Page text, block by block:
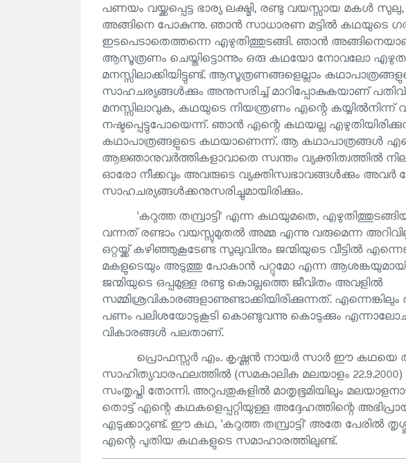
പണയം വയ്ക്കപ്പെട്ട ഭാര്യ ലക്ഷ്മി, രണ്ടു വയസ്സായ മകൾ സുലു,
അങ്ങിനെ പോകുന്നു. ഞാൻ സാധാരണ മട്ടിൽ കഥയുടെ
ഇടപെടാതെത്തന്നെ എഴുതിത്തുടങ്ങി. ഞാൻ
ആസൂത്രണം ചെയ്തിട്ടൊന്നും ഒരു കഥയോ നോവലോ
മനസ്സിലാക്കിയിട്ടുണ്ട്. ആസൂത്രണങ്ങളെല്ലാം
സാഹചര്യങ്ങൾക്കും അനുസരിച്ച് മാറിപ്പോകുകയാണ്
മനസ്സിലാവുക, കഥയുടെ നിയന്ത്രണം എന്റെ കയ്യിൽനിന്ന്
നഷ്ടപ്പെട്ടുപോയെന്ന്. ഞാൻ എന്റെ കഥയല്ല
കഥാപാത്രങ്ങളുടെ കഥയാണെന്ന്. ആ കഥാപാത്രങ്ങൾ
ആജ്ഞാനുവർത്തികളാവാതെ സ്വന്തം വ്യക്തിത്വത്തിൽ
ഓരോ നീക്കവും അവരുടെ വ്യക്തിസ്വഭാവങ്ങൾക്കും അവർ
സാഹചര്യങ്ങൾക്കനുസരിച്ചുമായിരിക്കും.
'കറുത്ത തമ്പ്രാട്ടി' എന്ന കഥയുമതെ,
വന്നത് രണ്ടാം വയസ്സുമുതൽ അമ്മ എന്നു വരുമെന്ന
ഒറ്റയ്ക്ക് കഴിഞ്ഞുകൂടേണ്ട സുലുവിനും ജന്മിയുടെ വീട്ടിൽ
മകളുടെയും അടുത്തു പോകാൻ പറ്റുമോ എന്ന ആശങ്കയുമായി
ജന്മിയുടെ ഒപ്പമുള്ള രണ്ടു കൊല്ലത്തെ ജീവിതം അവളിൽ
സമ്മിശ്രവികാരങ്ങളാണുണ്ടാക്കിയിരിക്കുന്നത്.
പണം പലിശയോടുകൂടി കൊണ്ടുവന്നു കൊടുക്കും
വികാരങ്ങൾ പലതാണ്.
പ്രൊഫസ്സർ എം. കൃഷ്ണൻ നായർ സാർ ഈ കഥയെ
സാഹിത്യവാരഫലത്തിൽ (സമകാലിക മലയാളം
സംതൃപ്തി തോന്നി. അറുപതുകളിൽ മാതൃഭൂമിയിലും
തൊട്ട് എന്റെ കഥകളെപ്പറ്റിയുള്ള അദ്ദേഹത്തിന്റെ
എടുക്കാറുണ്ട്. ഈ കഥ, 'കറുത്ത തമ്പ്രാട്ടി' അതേ
എന്റെ പുതിയ കഥകളുടെ സമാഹാരത്തിലുണ്ട്.